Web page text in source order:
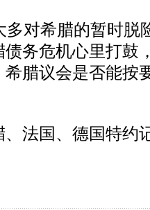
对希腊的暂时脱
务危机心里打鼓
腊议会是否能按
法国、德国特约